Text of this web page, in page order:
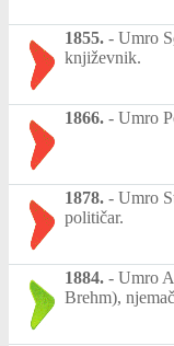
1855. - Umro
književnik.
1866. - Umro
1878. - Umro
političar.
1884. - Umro
Brehm),